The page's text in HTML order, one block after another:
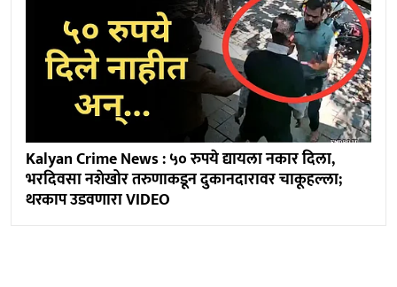
Kalyan Crime News : ५० रुपये द्यायला नकार दिला,
भरदिवसा नशेखोर तरुणाकडून दुकानदारावर चाकूहल्ला;
थरकाप उडवणारा VIDEO